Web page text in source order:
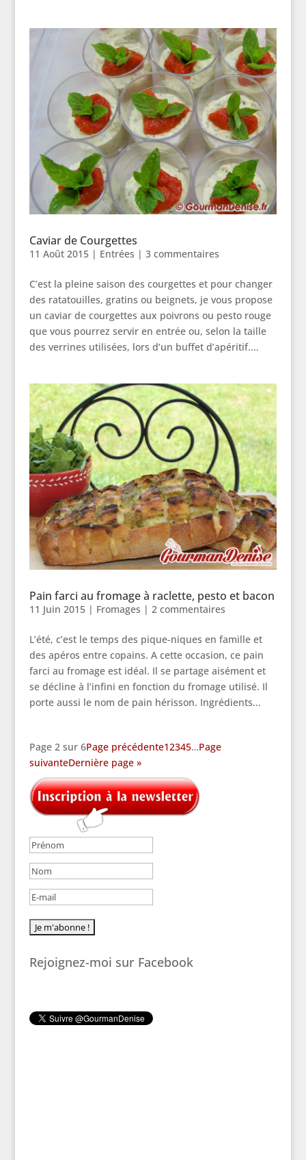
Caviar de Courgettes
11 Août 2015| Entrées | 3 commentaires
C’est la pleine saison des courgettes et pour changer
des ratatouilles, gratins ou beignets, je vous propose
un caviar de courgettes aux poivrons ou pesto rouge
que vous pourrez servir en entrée ou, selon la taille
des verrines utilisées, lors d’un buffet d’apéritif....
Pain farci au fromage à raclette, pesto et bacon
11 Juin 2015| Fromages | 2 commentaires
L’été, c’est le temps des pique-niques en famille et
des apéros entre copains. A cette occasion, ce pain
farci au fromage est idéal. Il se partage aisément et
se décline à l’infini en fonction du fromage utilisé. Il
porte aussi le nom de pain hérisson. Ingrédients...
Page 2 sur 6Page précédente12345…Page
suivanteDernière page »
Rejoignez-moi sur Facebook